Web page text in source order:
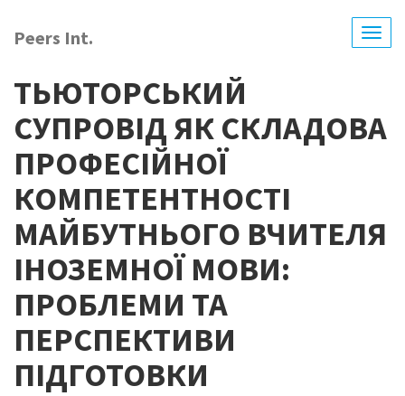
main
Peers Int.
ТЬЮТОРСЬКИЙ
СУПРОВІД ЯК СКЛАДОВА
ПРОФЕСІЙНОЇ
КОМПЕТЕНТНОСТІ
МАЙБУТНЬОГО ВЧИТЕЛЯ
ІНОЗЕМНОЇ МОВИ:
ПРОБЛЕМИ ТА
ПЕРСПЕКТИВИ
ПІДГОТОВКИ